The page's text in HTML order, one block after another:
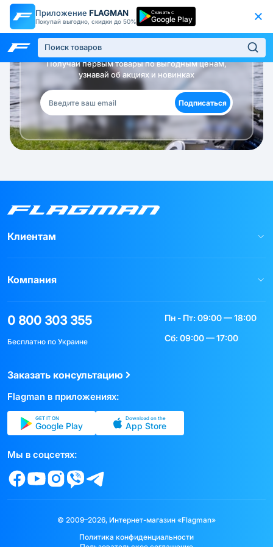
Приложение FLAGMAN
Покупай выгодно, скидки до 50%
Скачать с
Google Play
Будь в курсе!
Получай первым товары по выгодным ценам,
узнавай об акциях и новинках
Подписаться
Клиентам
Компания
0 800 303 355
Бесплатно по Украине
Пн - Пт: 09:00 — 18:00
Сб: 09:00 — 17:00
Заказать консультацию
Flagman в приложениях:
GET IT ON
Google Play
Download on the
App Store
Мы в соцсетях:
© 2009–2026, Интернет-магазин «Flagman»
Политика конфиденциальности